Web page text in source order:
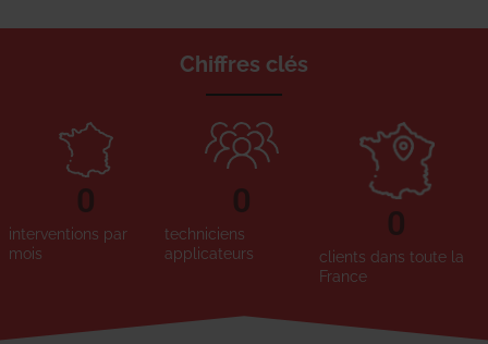
Chiffres clés
interventions par
mois
0
techniciens
applicateurs
0
clients dans toute la
France
0